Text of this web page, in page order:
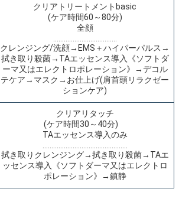
クリアトリートメントbasic
(ケア時間60～80分)
全顔
クレンジング/洗顔→EMS＋ハイパーパルス→
拭き取り殺菌→TAエッセンス導入《ソフトダ
ーマ又はエレクトロポレーション》→デコル
テケア→マスク→お仕上げ(肩首頭リラクゼー
ションケア)
クリアリタッチ
(ケア時間30～40分)
TAエッセンス導入のみ
拭き取りクレンジング→拭き取り殺菌→TAエ
ッセンス導入《ソフトダーマ又はエレクトロ
ポレーション》→鎮静